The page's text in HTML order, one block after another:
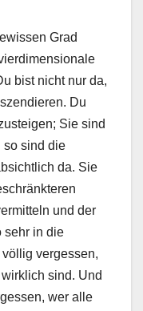
Grad
bist nicht nur da,
Du
Sie sind
so sind die
da. Sie
und der
sehr in die
völlig vergessen,
sind. Und
wer alle